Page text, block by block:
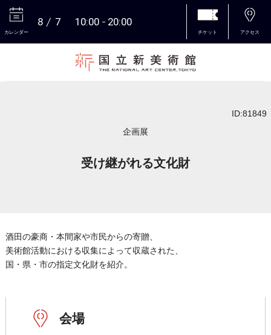
カレンダー
8 7 10:00 20:00
チケット アクセス
ID:81849
企画展
受け継がれる文化財
酒田の豪商・本間家や市民からの寄贈、
美術館活動における収集によって収蔵された、
国・県・市の指定文化財を紹介。
会場